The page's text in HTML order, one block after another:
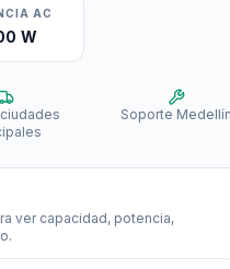
AC
W
Soporte
ver capacidad, potencia,